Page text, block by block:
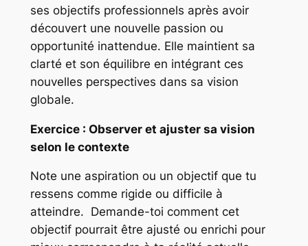
ses objectifs professionnels après avoir
découvert une nouvelle passion ou
opportunité inattendue. Elle maintient sa
clarté et son équilibre en intégrant ces
nouvelles perspectives dans sa vision
globale.
Exercice : Observer et ajuster sa vision
selon le contexte
Note une aspiration ou un objectif que tu
ressens comme rigide ou difficile à
atteindre. Demande-toi comment cet
objectif pourrait être ajusté ou enrichi pour